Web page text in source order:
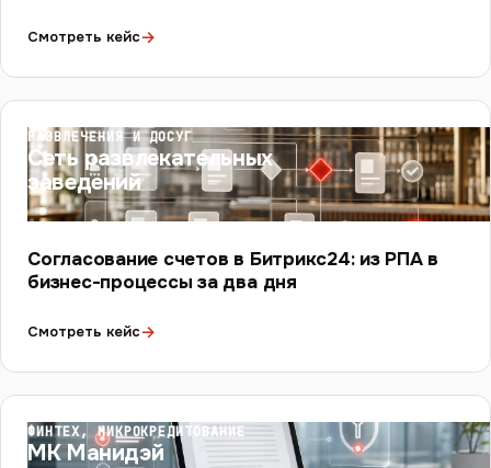
Смотреть кейс→
РАЗВЛЕЧЕНИЯ И ДОСУГ
Сеть развлекательных
заведений
Согласование счетов в Битрикс24: из РПА в
бизнес-процессы за два дня
Смотреть кейс→
ФИНТЕХ, МИКРОКРЕДИТОВАНИЕ
МК Манидэй